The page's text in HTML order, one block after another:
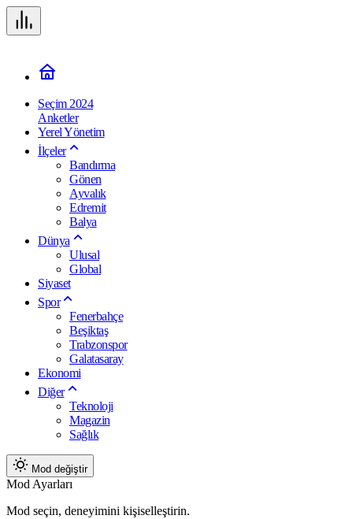
Seçim 2024
Anketler
Yerel Yönetim
İlçeler
Bandırma
Gönen
Ayvalık
Edremit
Balya
Dünya
Ulusal
Global
Siyaset
Spor
Fenerbahçe
Beşiktaş
Trabzonspor
Galatasaray
Ekonomi
Diğer
Teknoloji
Magazin
Sağlık
Mod değiştir
Mod Ayarları
Mod seçin, deneyimini kişiselleştirin.